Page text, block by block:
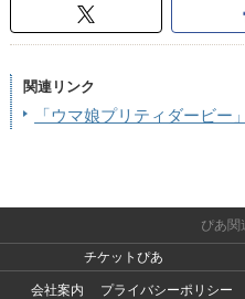
関連リンク
「ウマ娘プリティダービー
ぴあ関
チケットぴあ
会社案内
プライバシーポリシー